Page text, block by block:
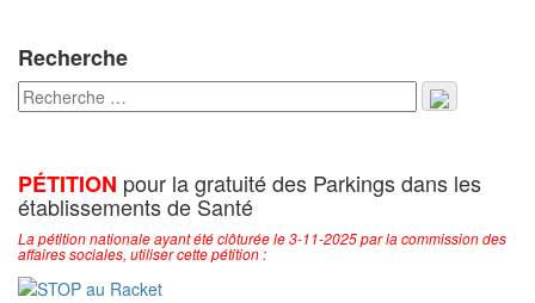
Recherche
PÉTITION pour la gratuité des Parkings dans les
établissements de Santé
La pétition nationale ayant été clôturée le 3-11-2025 par la commission des
affaires sociales, utiliser cette pétition :